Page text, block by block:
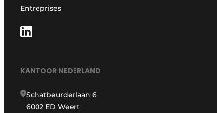
Entreprises
KANTOOR NEDERLAND
Schatbeurderlaan 6
6002 ED Weert